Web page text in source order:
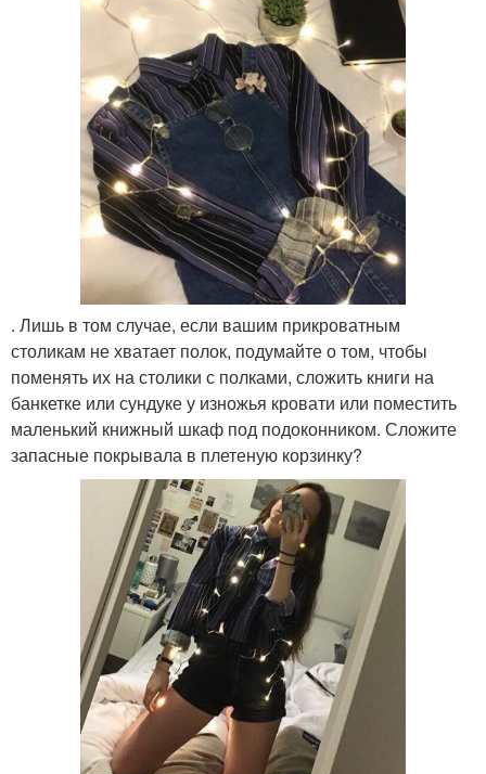
. Лишь в том случае, если вашим прикроватным
столикам не хватает полок, подумайте о том, чтобы
поменять их на столики с полками, сложить книги на
банкетке или сундуке у изножья кровати или поместить
маленький книжный шкаф под подоконником. Сложите
запасные покрывала в плетеную корзинку?